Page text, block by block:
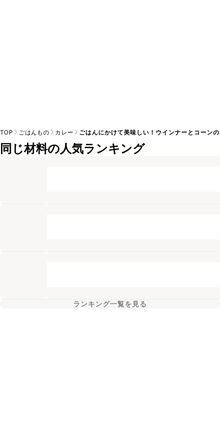
TOP ごはんもの カレー ごはんにかけて美味しい！ウインナーとコーン
同じ材料の人気ランキング
ランキング一覧を見る